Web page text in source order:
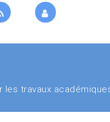
les travaux